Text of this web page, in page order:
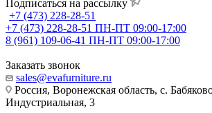
Подписаться на рассылку
+7 (473) 228-28-51
+7 (473) 228-28-51 ПН-ПТ 09:00-17:00
8 (961) 109-06-41 ПН-ПТ 09:00-17:00
Заказать звонок
sales@evafurniture.ru
Россия, Воронежская область, с.
Индустриальная, 3